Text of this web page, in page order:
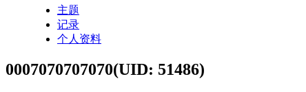
主题
记录
个人资料
0007070707070(UID: 51486)